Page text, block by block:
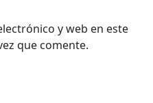
y web en este
que comente.